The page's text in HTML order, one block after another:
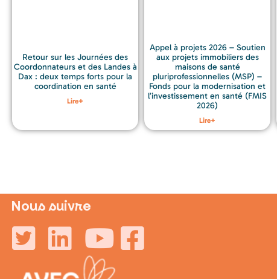
Retour sur les Journées des
Coordonnateurs et des Landes à
Dax : deux temps forts pour la
coordination en santé
Lire+
Appel à projets 2026 – Soutien
aux projets immobiliers des
maisons de santé
pluriprofessionnelles (MSP) –
Fonds pour la modernisation et
l’investissement en santé (FMIS
2026)
Lire+
Nous suivre